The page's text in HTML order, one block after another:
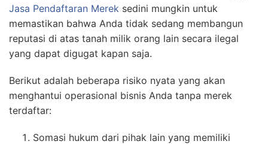
Jasa Pendaftaran Merek sedini mungkin untuk
memastikan bahwa Anda tidak sedang membangun
reputasi di atas tanah milik orang lain secara ilegal
yang dapat digugat kapan saja.
Berikut adalah beberapa risiko nyata yang akan
menghantui operasional bisnis Anda tanpa merek
terdaftar:
Somasi hukum dari pihak lain yang memiliki